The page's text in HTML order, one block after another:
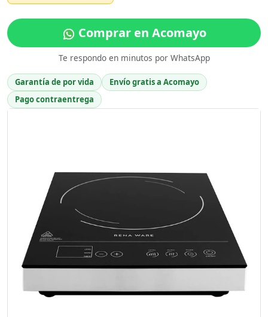
Comprar en Acomayo
Te respondo en minutos por WhatsApp
Garantía de por vida
Envío gratis a Acomayo
Pago contraentrega